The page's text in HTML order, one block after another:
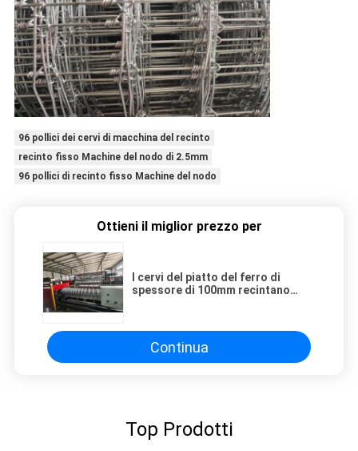
96 pollici dei cervi di macchina del recinto
recinto fisso Machine del nodo di 2.5mm
96 pollici di recinto fisso Machine del nodo
Ottieni il miglior prezzo per
I cervi del piatto del ferro di
spessore di 100mm recintano
Continua
Top Prodotti